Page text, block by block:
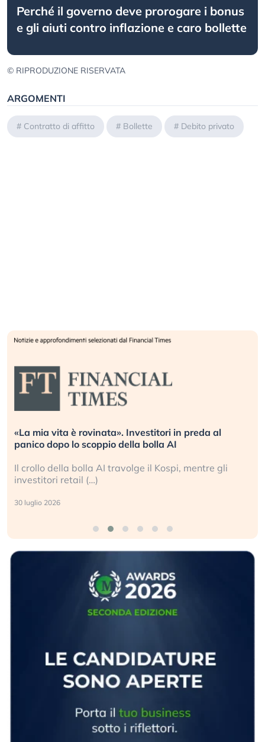
Perché il governo deve prorogare i bonus
e gli aiuti contro inflazione e caro bollette
© RIPRODUZIONE RISERVATA
ARGOMENTI
# Contratto di affitto # Bollette # Debito privato
al
gli
Quando la finanza pesa più dell’economia
L’America sta ripetendo gli errori del 2008?
La ricchezza mondiale cresce, ma è sempre
sganciata dall’economia reale. (…)